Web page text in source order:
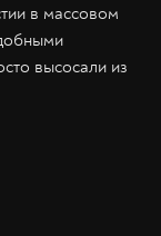
в массовом
высосали из